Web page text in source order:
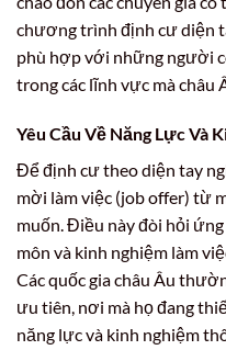
chương trình định cư diện
phù hợp với những người
trong các lĩnh vực mà châu
Yêu Cầu Về Năng Lực Và
Để định cư theo diện tay
mời làm việc (job offer) từ
muốn. Điều này đòi hỏi
môn và kinh nghiệm làm
Các quốc gia châu Âu
ưu tiên, nơi mà họ đang
năng lực và kinh nghiệm